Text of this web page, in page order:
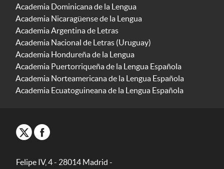
Academia Dominicana de la Lengua
Academia Nicaragüense de la Lengua
Academia Argentina de Letras
Academia Nacional de Letras (Uruguay)
Academia Hondureña de la Lengua
Academia Puertorriqueña de la Lengua Española
Academia Norteamericana de la Lengua Española
Academia Ecuatoguineana de la Lengua Española
Felipe IV, 4 - 28014 Madrid -